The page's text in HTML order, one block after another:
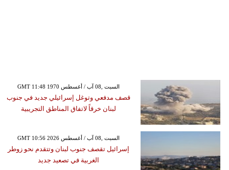
GMT 11:48 1970 السبت ,08 آب / أغسطس
قصف مدفعي وتوغل إسرائيلي جديد في جنوب
لبنان خرقاً لاتفاق المناطق التجريبية
GMT 10:56 2026 السبت ,08 آب / أغسطس
إسرائيل تقصف جنوب لبنان وتتقدم نحو زوطر
الغربية في تصعيد جديد